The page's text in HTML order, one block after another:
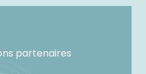
partenaires